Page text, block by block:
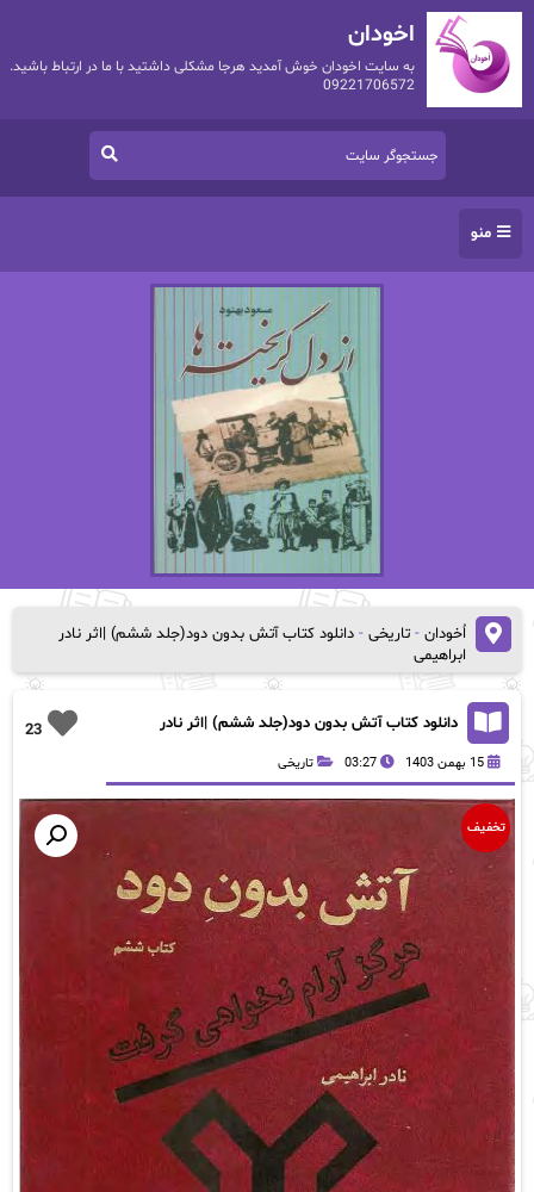
اخودان
به سایت اخودان خوش آمدید هرجا مشکلی داشتید با ما در ارتباط باشید.
09221706572
منو
اُخودان- تاریخی- دانلود کتاب آتش بدون دود(جلد ششم) |اثر نادر
ابراهیمی
23
دانلود کتاب آتش بدون دود(جلد ششم) |اثر نادر
15 بهمن 1403 03:27 تاریخی
تخفیف